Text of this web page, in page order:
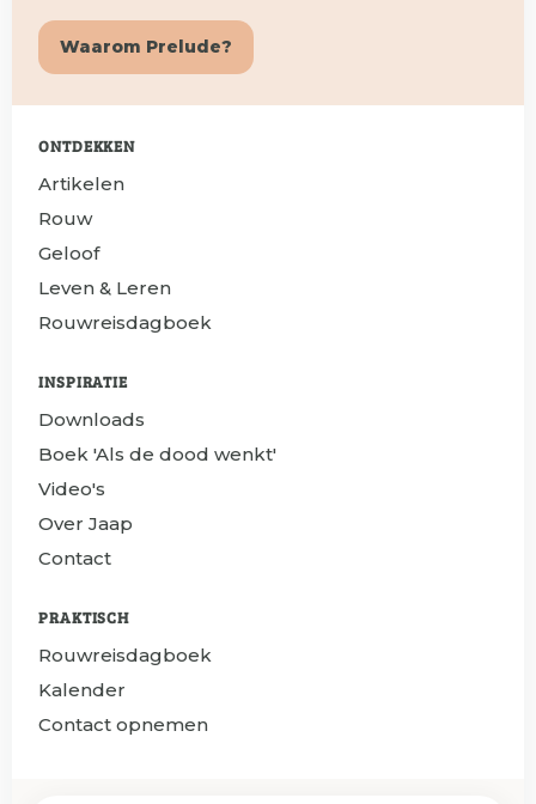
Waarom Prelude?
ONTDEKKEN
Artikelen
Rouw
Geloof
Leven & Leren
Rouwreisdagboek
INSPIRATIE
Downloads
Boek 'Als de dood wenkt'
Video's
Over Jaap
Contact
PRAKTISCH
Rouwreisdagboek
Kalender
Contact opnemen